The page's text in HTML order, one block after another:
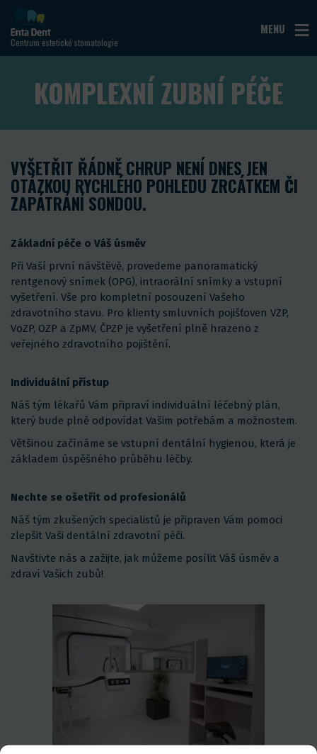
Centrum estetické stomatologie
MENU
KOMPLEXNÍ ZUBNÍ PÉČE
VYŠETŘIT ŘÁDNĚ CHRUP NENÍ DNES JEN
OTÁZKOU RYCHLÉHO POHLEDU ZRCÁTKEM ČI
ZAPÁTRÁNÍ SONDOU.
Základní péče o Váš úsměv
Při Vaší první návštěvě, provedeme panoramatický
rentgenový snímek (OPG), intraorální snímky a vstupní
vyšetření. Vše pro kompletní posouzení Vašeho
zdravotního stavu. Pro klienty smluvních pojišťoven VZP,
VoZP, OZP a ZpMV, ČPZP je vyšetření plně hrazeno z
veřejného zdravotního pojištění.
Individuální přístup
Náš tým lékařů Vám připraví individuální léčebný plán,
který bude plně odpovídat Vašim potřebám a možnostem.
Většinou začínáme se vstupní dentální hygienou, která je
základem úspěšného průběhu léčby.
Nechte se ošetřit od profesionálů
Náš tým zkušených specialistů je připraven Vám pomoci
zlepšit Vaši dentální zdravotní péči.
Navštivte nás a zažijte, jak můžeme posílit Váš úsměv a
zdraví Vašich zubů!